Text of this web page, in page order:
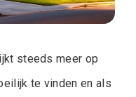
steeds meer op
te vinden en als